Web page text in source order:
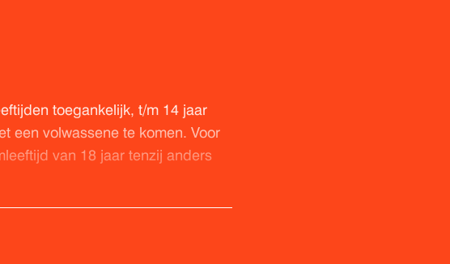
toegankelijk, t/m 14 jaar
een volwassene te komen. Voor
van 18 jaar tenzij anders